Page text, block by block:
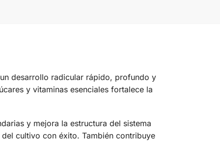
desarrollo radicular rápido, profundo y
y vitaminas esenciales fortalece la
y mejora la estructura del sistema
cultivo con éxito. También contribuye